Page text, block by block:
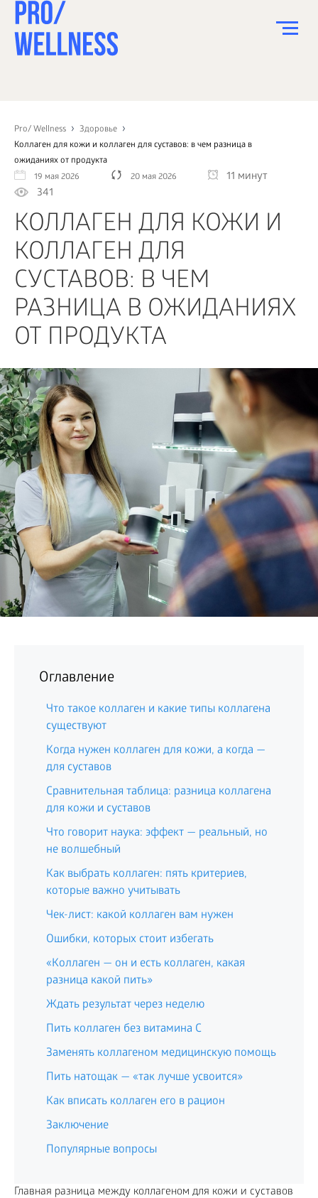
Pro/ Wellness
Здоровье
Коллаген для кожи и коллаген для суставов: в чем разница в
ожиданиях от продукта
19 мая 2026
20 мая 2026
11 минут
341
КОЛЛАГЕН ДЛЯ КОЖИ И
КОЛЛАГЕН ДЛЯ
СУСТАВОВ: В ЧЕМ
РАЗНИЦА В ОЖИДАНИЯХ
ОТ ПРОДУКТА
Оглавление
Что такое коллаген и какие типы коллагена
существуют
Когда нужен коллаген для кожи, а когда —
для суставов
Сравнительная таблица: разница коллагена
для кожи и суставов
Что говорит наука: эффект — реальный, но
не волшебный
Как выбрать коллаген: пять критериев,
которые важно учитывать
Чек-лист: какой коллаген вам нужен
Ошибки, которых стоит избегать
«Коллаген — он и есть коллаген, какая
разница какой пить»
Ждать результат через неделю
Пить коллаген без витамина C
Заменять коллагеном медицинскую помощь
Пить натощак — «так лучше усвоится»
Как вписать коллаген его в рацион
Заключение
Популярные вопросы
Главная разница между коллагеном для кожи и суставов
СПОРТ
КРАСОТА
ПСИХОЛОГИЯ
КАК?
БИЗНЕС